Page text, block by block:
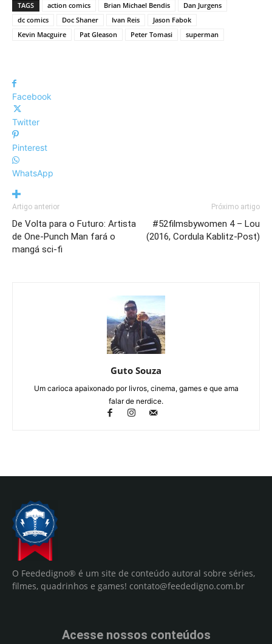
TAGS action comics Brian Michael Bendis
Dan Jurgens
dc comics
Doc Shaner Ivan Reis
Jason Fabok
Kevin Macguire
Pat Gleason Peter Tomasi superman
Facebook
Twitter
Pinterest
WhatsApp
Artigo anterior
De Volta para o Futuro: Artista
de One-Punch Man fará o
mangá sci-fi
Próximo artigo
#52filmsbywomen 4 – Lou
(2016, Cordula Kablitz-Post)
Guto Souza
Um carioca apaixonado por livros, cinema, games e que ama
falar de nerdice.
O Feededigno® é um site de conteúdo autoral sobre séries,
filmes, quadrinhos e games! contato@feededigno.com.br
Acesse nossos conteúdos